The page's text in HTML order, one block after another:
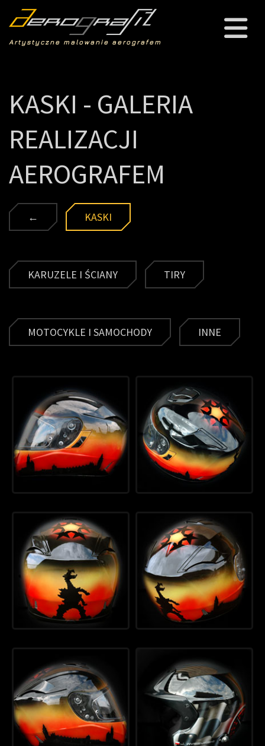
Artystyczne malowanie aerografem
KASKI - GALERIA
REALIZACJI
AEROGRAFEM
← KASKI
KARUZELE I ŚCIANY TIRY
MOTOCYKLE I SAMOCHODY INNE